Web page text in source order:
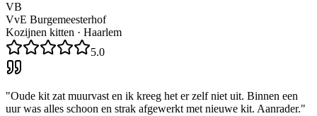
VB
VvE Burgemeesterhof
Kozijnen kitten · Haarlem
5.0
"Oude kit zat muurvast en ik kreeg het er zelf niet uit. Binnen een
uur was alles schoon en strak afgewerkt met nieuwe kit. Aanrader."